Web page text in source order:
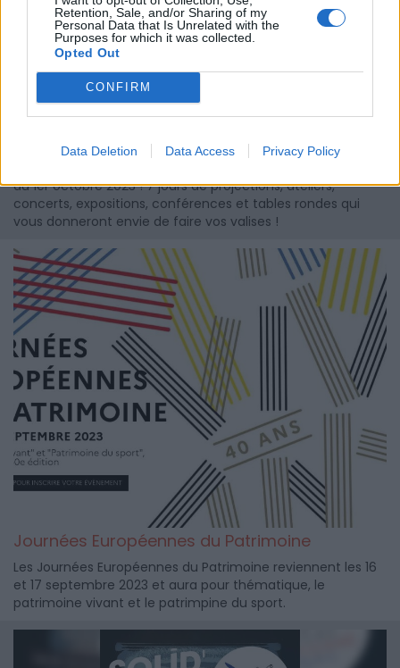
Retention, Sale, and/or Sharing of my
Personal Data that Is Unrelated with the
Purposes for which it was collected.
Opted Out
CONFIRM
Data Deletion Data Access Privacy Policy
What A Trip ! Festival International du Film de
voyage d'aventure
What A Trip ! est le festival international du Voyage
au 1er octobre 2023 ! 7 jours de projections, ateliers,
concerts, expositions, conférences et tables rondes qui
vous donneront envie de faire vos valises !
Journées Européennes du Patrimoine
Les Journées Européennes du Patrimoine reviennent les 16
et 17 septembre 2023 et aura pour thématique, le
patrimoine vivant et le patrimpine du sport.